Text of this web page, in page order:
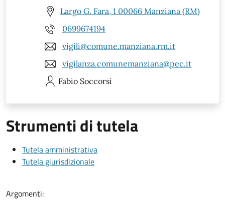
Largo G. Fara, 1 00066 Manziana (RM)
0699674194
vigili@comune.manziana.rm.it
vigilanza.comunemanziana@pec.it
Fabio Soccorsi
Strumenti di tutela
Tutela amministrativa
Tutela giurisdizionale
Argomenti: